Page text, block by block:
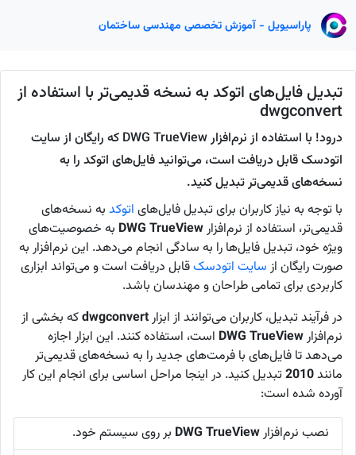
پاراسیویل - آموزش تخصصی مهندسی ساختمان
تبدیل فایل‌های اتوکد به نسخه قدیمی‌تر با استفاده از
dwgconvert
درود! با استفاده از نرم‌افزار DWG TrueView که رایگان از سایت
اتودسک قابل دریافت است، می‌توانید فایل‌های اتوکد را به
نسخه‌های قدیمی‌تر تبدیل کنید.
با توجه به نیاز کاربران برای تبدیل فایل‌های اتوکد به نسخه‌های
قدیمی‌تر، استفاده از نرم‌افزارDWG TrueView به خصوصیت‌های
ویژه خود، تبدیل فایل‌ها را به سادگی انجام می‌دهد. این نرم‌افزار به
صورت رایگان از سایت اتودسکقابل دریافت است و می‌تواند ابزاری
کاربردی برای تمامی طراحان و مهندسان باشد.
در فرآیند تبدیل، کاربران می‌توانند از ابزارdwgconvertکه بخشی از
نرم‌افزارDWG TrueView است، استفاده کنند. این ابزار اجازه
می‌دهد تا فایل‌های با فرمت‌های جدید را به نسخه‌های قدیمی‌تر
مانند2010تبدیل کنید. در اینجا مراحل اساسی برای انجام این کار
آورده شده است:
نصب نرم‌افزارDWG TrueView بر روی سیستم خود.